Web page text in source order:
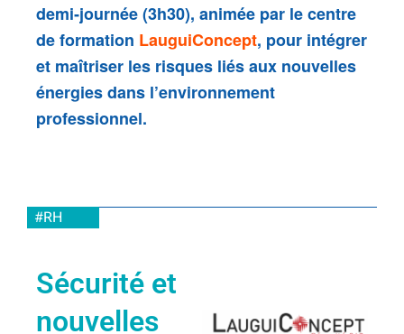
demi‑journée (3h30), animée par le centre
de formation LauguiConcept, pour intégrer
et maîtriser les risques liés aux nouvelles
énergies dans l’environnement
professionnel.
#RH
Sécurité et
nouvelles